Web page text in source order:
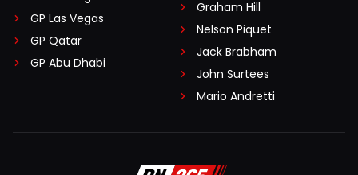
GP Las Vegas
GP Qatar
GP Abu Dhabi
Graham Hill
Nelson Piquet
Jack Brabham
John Surtees
Mario Andretti